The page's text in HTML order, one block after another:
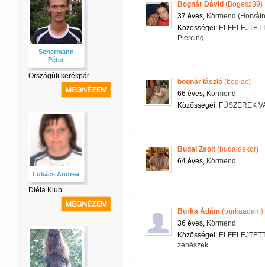
Schermann
Péter
Országúti kerékpár
Lukács Andrea
Diéta Klub
Bognár Dávid (Bogesz89)
37 éves, Körmend
Közösségei:
Piercing
bognár lászló (boglac)
66 éves, Körmend
Közösségei: FŰSZEREK
Budai Zsolt (budaidekor)
64 éves, Körmend
Burka Ádám (burkaadam)
36 éves, Körmend
Közösségei:
zenészek